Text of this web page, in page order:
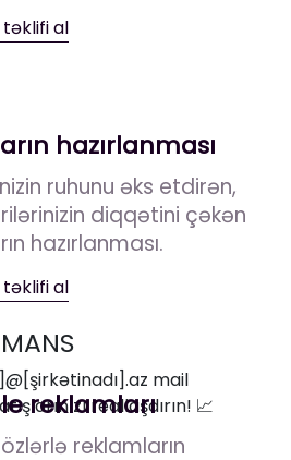
mail
reallaşdırın! 📈
al
hazırlanması
ruhunu əks etdirən,
diqqətini çəkən
hazırlanması.
al
reklamları
reklamların